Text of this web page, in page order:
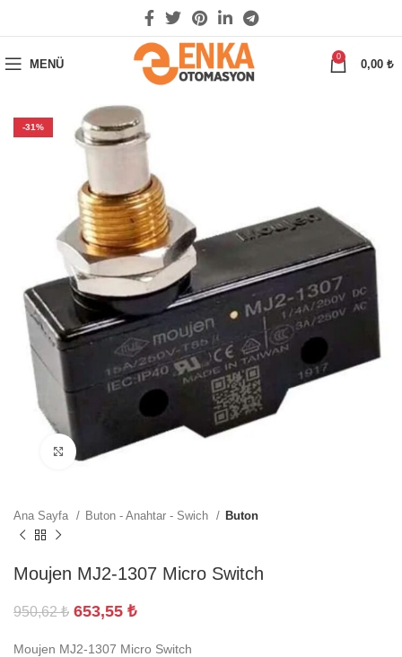
MENÜ
0
0,00 ₺
-31%
Büyütmek için tıklayın
Ana Sayfa Buton - Anahtar - Swich Buton
Moujen MJ2-1307 Micro Switch
950,62₺ 653,55 ₺
Moujen MJ2-1307 Micro Switch